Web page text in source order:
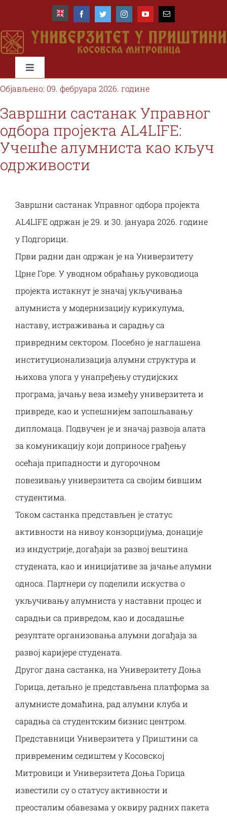
content
Toggle
Navigation
Почетна
Универзитет
Факултети
Наука и пројекти
Међународна сарадња
Алумни
Објављено: 09. фебруара 2026. године
Завршни састанак Управног
одбора пројекта AL4LIFE:
Учешће алумниста као кључ
одрживости
Завршни састанак Управног одбора пројекта
AL4LIFE одржан је 29. и 30. јануара 2026. године
у Подгорици.
Први радни дан одржан је на Универзитету
Црне Горе. У уводном обраћању руководиоца
пројекта истакнут је значај укључивања
алумниста у модернизацију курикулума,
наставу, истраживања и сарадњу са
привредним сектором. Посебно је наглашена
институционализација алумни структура и
њихова улога у унапређењу студијских
програма, јачању веза између универзитета и
привреде, као и успешнијем запошљавању
дипломаца. Подвучен је и значај развоја алата
за комуникацију који доприносе грађењу
осећаја припадности и дугорочном
повезивању универзитета са својим бившим
студентима.
Током састанка представљен је статус
активности на нивоу конзорцијума, донације
из индустрије, догађаји за развој вештина
студената, као и иницијативе за јачање алумни
односа. Партнери су поделили искуства о
укључивању алумниста у наставни процес и
сарадњи са привредом, као и досадашње
резултате организовања алумни догађаја за
развој каријере студената.
Другог дана састанка, на Универзитету Доња
Горица, детаљно је представљена платформа за
алумнисте домаћина, рад алумни клуба и
сарадња са студентским бизнис центром.
Представници Универзитета у Приштини са
привременим седиштем у Косовској
Митровици и Универзитета Доња Горица
известили су о статусу активности и
преосталим обавезама у оквиру радних пакета